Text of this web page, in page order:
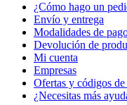
¿Cómo hago un
Envío y entrega
Modalidades de
Devolución de
Mi cuenta
Empresas
Ofertas y códigos de
¿Necesitas más